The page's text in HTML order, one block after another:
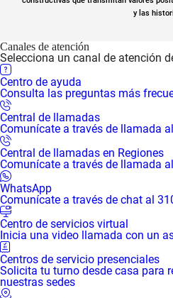
y las
Canales de atención
Selecciona un canal de atención
Centro de ayuda
Consulta las preguntas más
Central de llamadas
Comunícate a través de llamada
Central de llamadas en Regiones
Comunícate a través de llamada
WhatsApp
Comunícate a través de chat al
Centro de servicios virtual
Inicia una video llamada con un
Centros de servicio presenciales
Solicita tu turno desde casa para
nuestras sedes